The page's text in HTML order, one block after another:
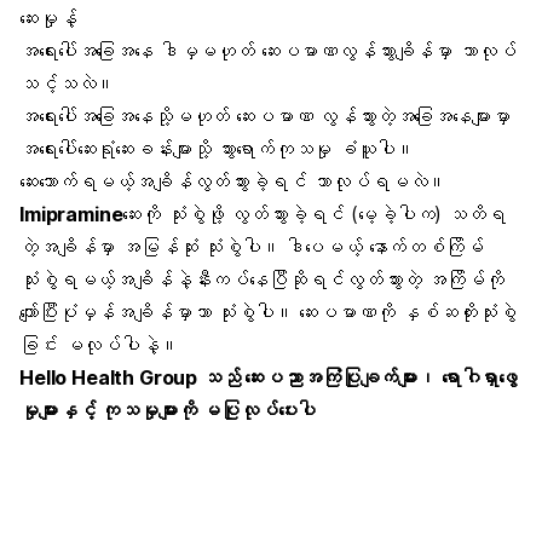
ဆေးမှုန့်
အရေးပေါ်အခြေအနေ ဒါမှမဟုတ် ဆေးပမာဏလွန်သွားချိန်မှာ ဘာလုပ်
သင့်သလဲ။
အရေးပေါ်အခြေအနေသို့မဟုတ် ဆေးပမာဏ လွန်သွားတဲ့အခြေအနေများမှာ
အရေးပေါ်ဆေးရုံဆေးခန်းများသို့ သွားရောက်ကုသမှု ခံယူပါ။
ဆေးသောက်ရမယ့်အချိန်လွတ်သွားခဲ့ရင် ဘာလုပ်ရမလဲ။
Imipramineဆေးကို သုံးစွဲဖို့ လွတ်သွားခဲ့ရင် (မေ့ခဲ့ပါက) သတိရ
တဲ့အချိန်မှာ အမြန်ဆုံး သုံးစွဲပါ။ ဒါပေမယ့် နောက်တစ်ကြိမ်
သုံးစွဲရမယ့်အချိန်နဲ့နီးကပ်နေပြီဆိုရင်လွတ်သွားတဲ့ အကြိမ်ကို
ကျော်ပြီးပုံမှန်အချိန်မှာသာ သုံးစွဲပါ။ ဆေးပမာဏကို နှစ်ဆတိုးသုံးစွဲ
ခြင်း မလုပ်ပါနဲ့။
Hello Health Group သည် ဆေးပညာအကြံပြုချက်များ၊ ရောဂါရှာဖွေ
မှုများနှင့် ကုသမှုများကို မပြုလုပ်ပေးပါ